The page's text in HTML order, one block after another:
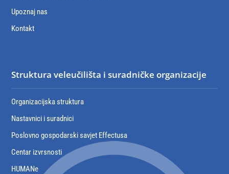
Upoznaj nas
Kontakt
Struktura veleučilišta i suradničke organizacije
Organizacijska struktura
Nastavnici i suradnici
Poslovno gospodarski savjet Effectusa
Centar izvrsnosti
HUMANe